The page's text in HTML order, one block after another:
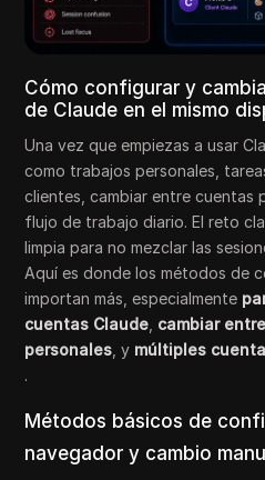
Cómo configurar y
de Claude en el mismo
Una vez que empiezas a usar
como trabajos personales,
clientes, cambiar entre cuentas
flujo de trabajo diario. El reto
limpia para no mezclar las
Aquí es donde los métodos de
importan más, especialmente
cuentas Claude cambiar
personales , y múltiples
.
Métodos básicos de
navegador y cambio